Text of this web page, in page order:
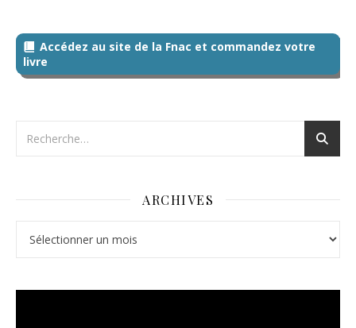
Accédez au site de la Fnac et commandez votre
livre
ARCHIVES